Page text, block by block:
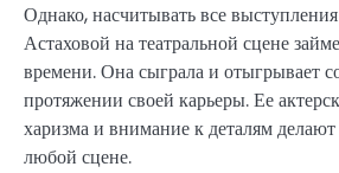
Однако, насчитывать все
Астаховой на театральной сцене
времени. Она сыграла и отыгрывает
протяжении своей карьеры. Ее
харизма и внимание к деталям
любой сцене.